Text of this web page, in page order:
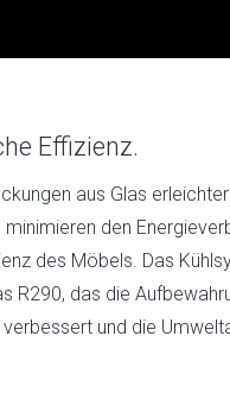
Effizienz.
aus Glas
den
des Möbels. Das
R290, das die
und die